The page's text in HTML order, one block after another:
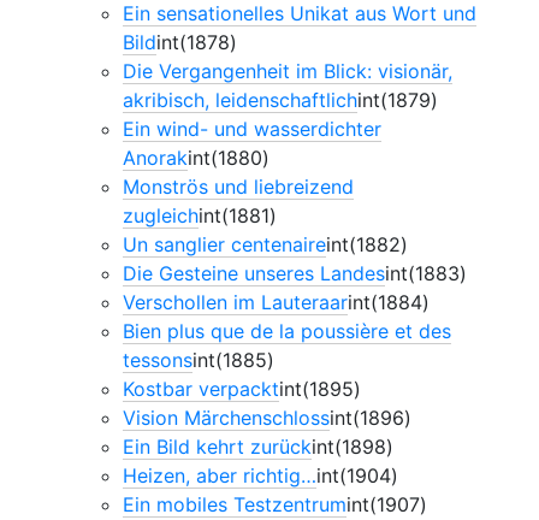
Ein sensationelles Unikat aus Wort und
Bildint(1878)
Die Vergangenheit im Blick: visionär,
akribisch, leidenschaftlichint(1879)
Ein wind- und wasserdichter
Anorakint(1880)
Monströs und liebreizend
zugleichint(1881)
Un sanglier centenaireint(1882)
Die Gesteine unseres Landesint(1883)
Verschollen im Lauteraarint(1884)
Bien plus que de la poussière et des
tessonsint(1885)
Kostbar verpacktint(1895)
Vision Märchenschlossint(1896)
Ein Bild kehrt zurückint(1898)
Heizen, aber richtig…int(1904)
Ein mobiles Testzentrumint(1907)